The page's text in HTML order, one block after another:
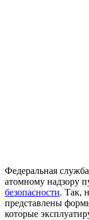
Федеральная
атомному надзору
безопасности. Так,
представлены
которые